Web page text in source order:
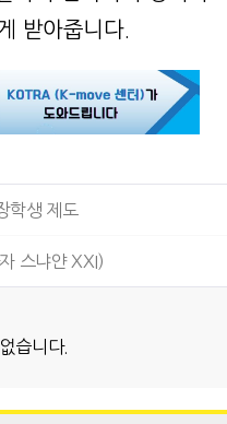
받아줍니다.
학생 제도
스냐얀 XXI)
습니다.